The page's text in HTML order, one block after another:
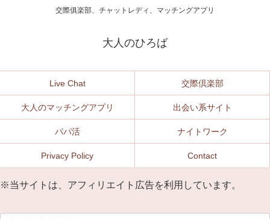
交際俱楽部、チャットレディ、マッチングアプリ
大人のひろば
Live Chat 交際倶楽部
大人のマッチングアプリ 出会い系サイト
パパ活 ナイトワーク
Privacy Policy Contact
※当サイトは、アフィリエイト広告を利用しています。